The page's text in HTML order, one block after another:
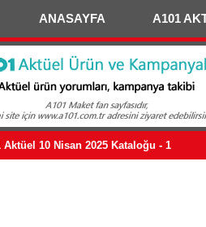
ANASAYFA A101
Aktüel 10 Nisan 2025 Kataloğu - 1